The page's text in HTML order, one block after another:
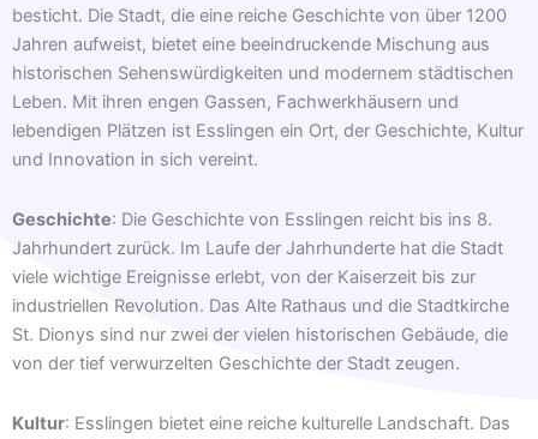
besticht. Die Stadt, die eine reiche Geschichte von über 1200
Jahren aufweist, bietet eine beeindruckende Mischung aus
historischen Sehenswürdigkeiten und modernem städtischen
Leben. Mit ihren engen Gassen, Fachwerkhäusern und
lebendigen Plätzen ist Esslingen ein Ort, der Geschichte, Kultur
und Innovation in sich vereint.
Geschichte: Die Geschichte von Esslingen reicht bis ins 8.
Jahrhundert zurück. Im Laufe der Jahrhunderte hat die Stadt
viele wichtige Ereignisse erlebt, von der Kaiserzeit bis zur
industriellen Revolution. Das Alte Rathaus und die Stadtkirche
St. Dionys sind nur zwei der vielen historischen Gebäude, die
von der tief verwurzelten Geschichte der Stadt zeugen.
Kultur: Esslingen bietet eine reiche kulturelle Landschaft. Das